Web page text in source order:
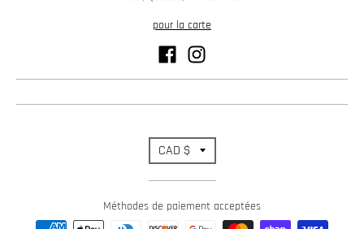
pour la carte
r
a
CAD $
Méthodes de paiement acceptées